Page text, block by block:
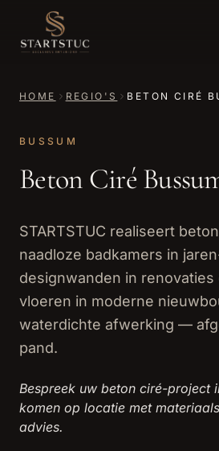
HOME REGIO'S BETON CIRÉ
BUSSUM
Beton Ciré
STARTSTUC realiseert
naadloze badkamers in
designwanden in
vloeren in moderne
waterdichte afwerking —
pand.
Bespreek uw beton ciré-project
komen op locatie met
advies.